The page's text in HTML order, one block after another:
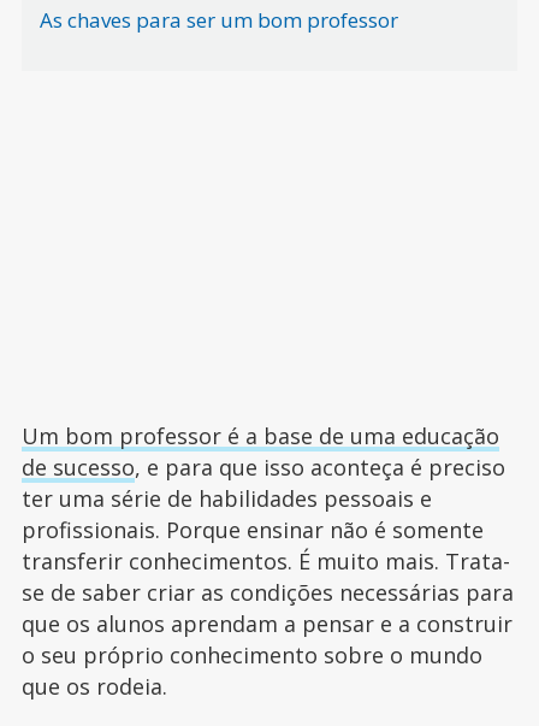
As chaves para ser um bom professor
Um bom professor é a base de uma educação
de sucesso, e para que isso aconteça é preciso
ter uma série de habilidades pessoais e
profissionais. Porque ensinar não é somente
transferir conhecimentos. É muito mais. Trata-
se de saber criar as condições necessárias para
que os alunos aprendam a pensar e a construir
o seu próprio conhecimento sobre o mundo
que os rodeia.